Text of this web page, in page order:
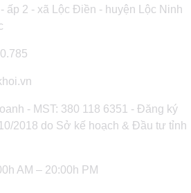
ấp 2 - xã Lộc Điền - huyện Lộc Ninh
- MST: 380 118 6351 - Đăng ký
2018 do Sở kế hoạch & Đầu tư tỉnh
AM – 20:00h PM